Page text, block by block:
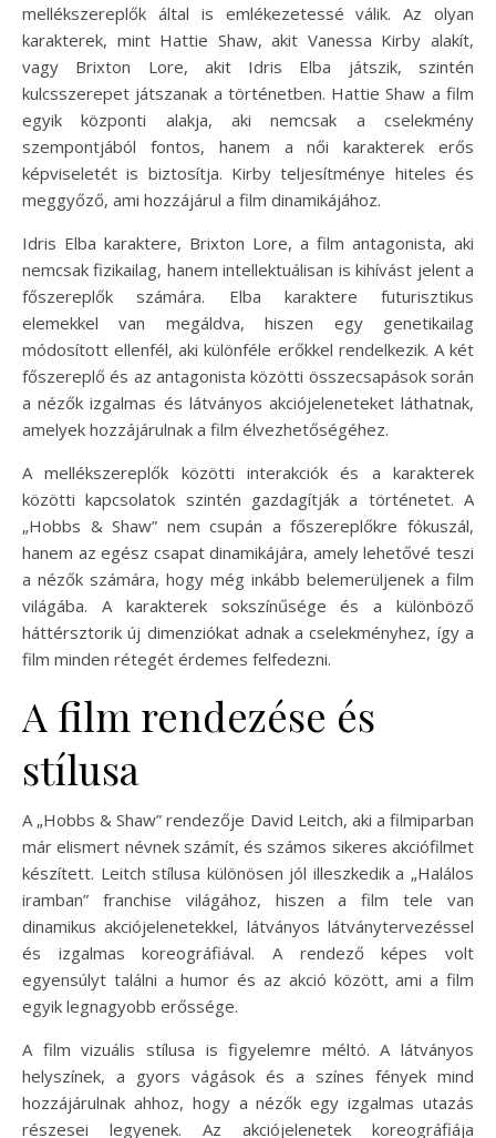
mellékszereplők által is emlékezetessé válik. Az olyan
karakterek, mint Hattie Shaw, akit Vanessa Kirby alakít,
vagy Brixton Lore, akit Idris Elba játszik, szintén
kulcsszerepet játszanak a történetben. Hattie Shaw a film
egyik központi alakja, aki nemcsak a cselekmény
szempontjából fontos, hanem a női karakterek erős
képviseletét is biztosítja. Kirby teljesítménye hiteles és
meggyőző, ami hozzájárul a film dinamikájához.
Idris Elba karaktere, Brixton Lore, a film antagonista, aki
nemcsak fizikailag, hanem intellektuálisan is kihívást jelent a
főszereplők számára. Elba karaktere futurisztikus
elemekkel van megáldva, hiszen egy genetikailag
módosított ellenfél, aki különféle erőkkel rendelkezik. A két
főszereplő és az antagonista közötti összecsapások során
a nézők izgalmas és látványos akciójeleneteket láthatnak,
amelyek hozzájárulnak a film élvezhetőségéhez.
A mellékszereplők közötti interakciók és a karakterek
közötti kapcsolatok szintén gazdagítják a történetet. A
„Hobbs & Shaw” nem csupán a főszereplőkre fókuszál,
hanem az egész csapat dinamikájára, amely lehetővé teszi
a nézők számára, hogy még inkább belemerüljenek a film
világába. A karakterek sokszínűsége és a különböző
háttérsztorik új dimenziókat adnak a cselekményhez, így a
film minden rétegét érdemes felfedezni.
A film rendezése és
stílusa
A „Hobbs & Shaw” rendezője David Leitch, aki a filmiparban
már elismert névnek számít, és számos sikeres akciófilmet
készített. Leitch stílusa különösen jól illeszkedik a „Halálos
iramban” franchise világához, hiszen a film tele van
dinamikus akciójelenetekkel, látványos látványtervezéssel
és izgalmas koreográfiával. A rendező képes volt
egyensúlyt találni a humor és az akció között, ami a film
egyik legnagyobb erőssége.
A film vizuális stílusa is figyelemre méltó. A látványos
helyszínek, a gyors vágások és a színes fények mind
hozzájárulnak ahhoz, hogy a nézők egy izgalmas utazás
részesei legyenek. Az akciójelenetek koreográfiája